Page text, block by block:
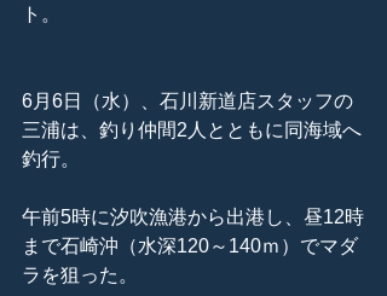
ト。
6月6日（水）、石川新道店スタッフの
三浦は、釣り仲間2人とともに同海域へ
釣行。
午前5時に汐吹漁港から出港し、昼12時
まで石崎沖（水深120～140ｍ）でマダ
ラを狙った。